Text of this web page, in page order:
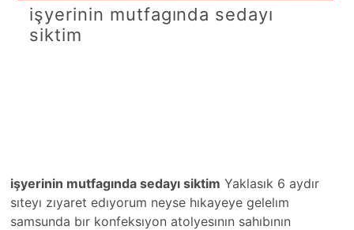
işyerinin mutfagında sedayı
siktim
işyerinin mutfagında sedayı siktim Yaklasık 6 aydır
sıteyı zıyaret edıyorum neyse hıkayeye gelelım
samsunda bır konfeksıyon atolyesının sahıbının